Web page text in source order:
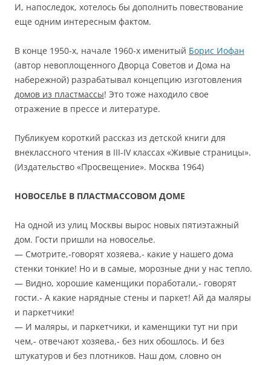
И, напоследок, хотелось бы дополнить повествование
еще одним интересным фактом.
В конце 1950-х, начале 1960-х именитый Борис Иофан
(автор невоплощенного Дворца Советов и Дома на
набережной) разрабатывал концепцию изготовления
домов из пластмассы! Это тоже находило свое
отражение в прессе и литературе.
Публикуем короткий рассказ из детской книги для
внеклассного чтения в III-IV классах «Живые страницы».
(Издательство «Просвещение». Москва 1964)
НОВОСЕЛЬЕ В ПЛАСТМАССОВОМ ДОМЕ
На одной из улиц Москвы вырос новых пятиэтажный
дом. Гости пришли на новоселье.
— Смотрите,-говорят хозяева,- какие у нашего дома
стенки тонкие! Но и в самые, морозные дни у нас тепло.
— Видно, хорошие каменщики поработали,- говорят
гости.- А какие нарядные стены и паркет! Ай да маляры
и паркетчики!
— И маляры, и паркетчики, и каменщики тут ни при
чем,- отвечают хозяева,- без них обошлось. И без
штукатуров и без плотников. Наш дом, словно он